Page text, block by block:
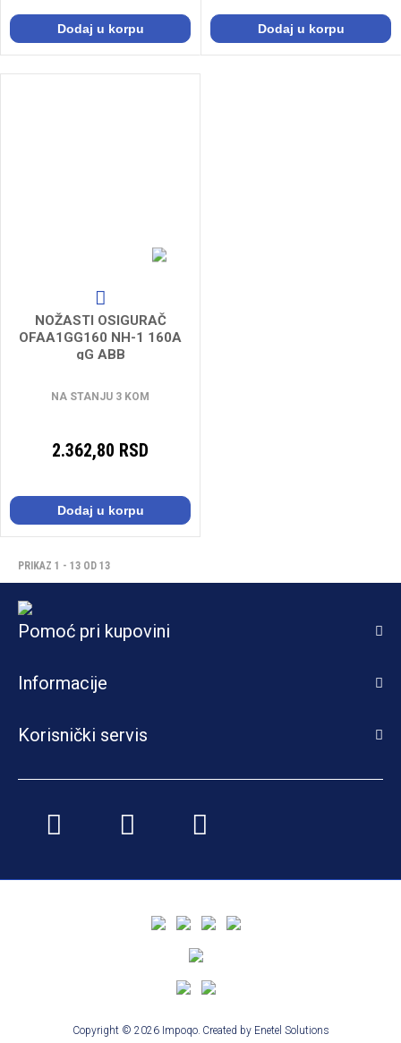
Dodaj u korpu Dodaj u korpu
NOŽASTI OSIGURAČ
OFAA1GG160 NH-1 160A
gG ABB
NA STANJU 3 KOM
2.362,80 RSD
Dodaj u korpu
PRIKAZ 1 - 13 OD 13
Pomoć pri kupovini
Informacije
Korisnički servis
Copyright © 2026 Impoqo. Created by Enetel Solutions